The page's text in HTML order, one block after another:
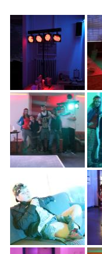
Agenda
Netzwerk
Spenden
Jobs
Freiwilligenarbeit
News
Newsletter